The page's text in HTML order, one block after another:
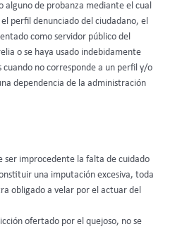
alguno de probanza mediante el cual
perfil denunciado del ciudadano, el
como servidor público del
o se haya usado indebidamente
cuando no corresponde a un perfil y/o
dependencia de la administración
ser improcedente la falta de cuidado
una imputación excesiva, toda
obligado a velar por el actuar del
ofertado por el quejoso, no se